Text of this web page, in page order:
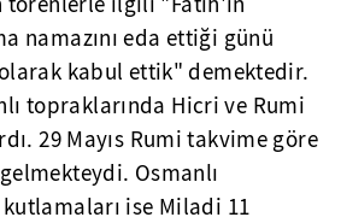
namazını eda ettiği günü
kabul ettik" demektedir.
topraklarında Hicri ve Rumi
29 Mayıs Rumi takvime göre
Osmanlı
ise Miladi 11